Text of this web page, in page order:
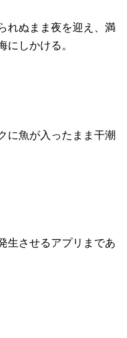
れぬまま夜を迎え、満
しかける。
に魚が入ったまま干潮
生させるアプリまであ